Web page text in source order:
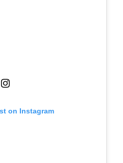
on Instagram